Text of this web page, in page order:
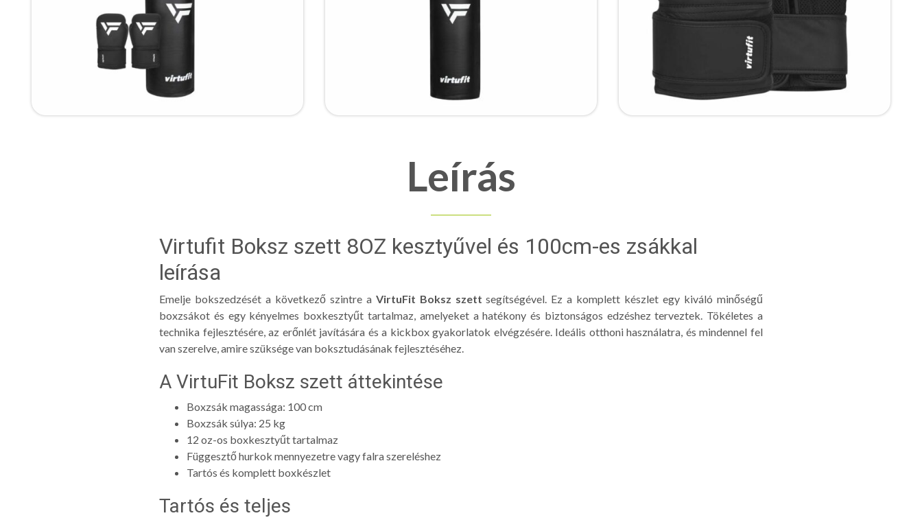
Leírás
Virtufit Boksz szett 8OZ kesztyűvel és 100cm-es zsákkal
leírása
Emelje bokszedzését a következő szintre a VirtuFit Boksz szett segítségével. Ez a komplett készlet egy kiváló minőségű
boxzsákot és egy kényelmes boxkesztyűt tartalmaz, amelyeket a hatékony és biztonságos edzéshez terveztek. Tökéletes a
technika fejlesztésére, az erőnlét javítására és a kickbox gyakorlatok elvégzésére. Ideális otthoni használatra, és mindennel fel
van szerelve, amire szüksége van boksztudásának fejlesztéséhez.
A VirtuFit Boksz szett áttekintése
Boxzsák magassága: 100 cm
Boxzsák súlya: 25 kg
12 oz-os boxkesztyűt tartalmaz
Függesztő hurkok mennyezetre vagy falra szereléshez
Tartós és komplett boxkészlet
Tartós és teljes